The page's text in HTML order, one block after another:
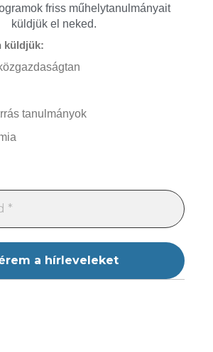
friss műhelytanulmányait
küldjük el neked.
küldjük:
tanulmányok